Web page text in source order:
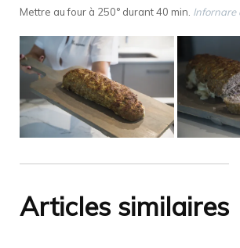
Mettre au four à 250° durant 40 min. Infornare
Articles similaires